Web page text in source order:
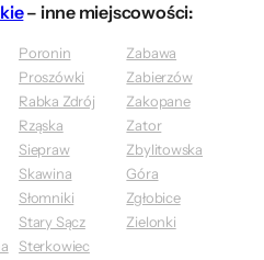
– inne miejscowości:
Poronin
Proszówki
Rabka Zdrój
Rząska
Siepraw
Skawina
Słomniki
Stary Sącz
Sterkowiec
Zabawa
Zabierzów
Zakopane
Zator
Zbylitowska
Góra
Zgłobice
Zielonki